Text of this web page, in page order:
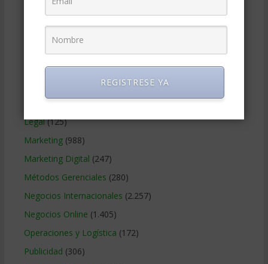
Educacion Gerencial(454)
Finanzas Corporativas(748)
Gerencia social y ambiental(223)
Gobierno Corporativo(11)
Legal(125)
Marketing(988)
Marketing Digital (247)
Métodos Gerenciales (280)
Negocios Internacionales (2.257)
Negocios Online (1.405)
Operaciones y Logística (172)
Publicidad (306)
REGISTRESE YA